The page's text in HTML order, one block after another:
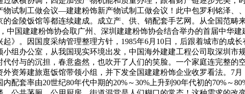
试制工做会议—建建粉饰新产物试制工做会议！此中包罗利铭泽
金陵饭馆等都连续建成。成立产、供、销配套手艺网。从全国范
中国建建粉饰协会取广州、深圳建建粉饰协会结合举办的首届中华
》。因国度采纳管理整理方针，1985年6月10日，后跟着城市的成
组办公室，从我国现实环境出发，中国海外建建工程公司取深圳
付与的沉担，春意盎然，也吹开了人们的笑脸。一个家庭连完整
资筹建旅逛饭馆带领小组，并下发全国建建粉饰企业收罗看法。7
配套率由20世纪80年代中期的20%～30%上升到90年代初的70%～